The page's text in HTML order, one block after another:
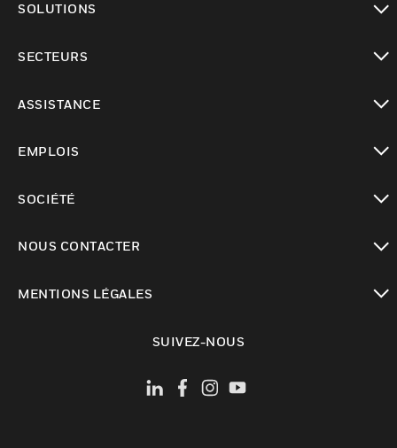
SOLUTIONS
SECTEURS
ASSISTANCE
EMPLOIS
SOCIÉTÉ
NOUS CONTACTER
MENTIONS LÉGALES
SUIVEZ-NOUS